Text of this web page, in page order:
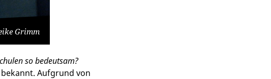
Grimm
so bedeutsam?
Aufgrund von